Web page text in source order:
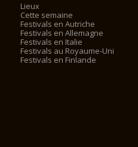
Lieux
Cette semaine
Festivals en Autriche
Festivals en Allemagne
Festivals en Italie
Festivals au Royaume-Uni
Festivals en Finlande